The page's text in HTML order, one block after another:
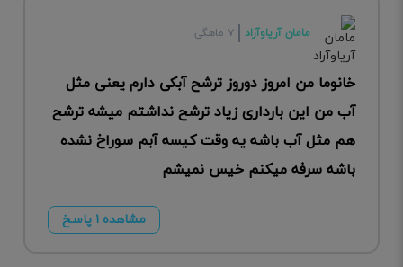
مامان آریاوآراد ۷ ماهگی
خانوما من امروز دوروز ترشح آبکی دارم یعنی مثل
آب من این بارداری زیاد ترشح نداشتم میشه ترشح
هم مثل آب باشه یه وقت کیسه آبم سوراخ نشده
باشه سرفه میکنم خیس نمیشم
مشاهده ۱ پاسخ